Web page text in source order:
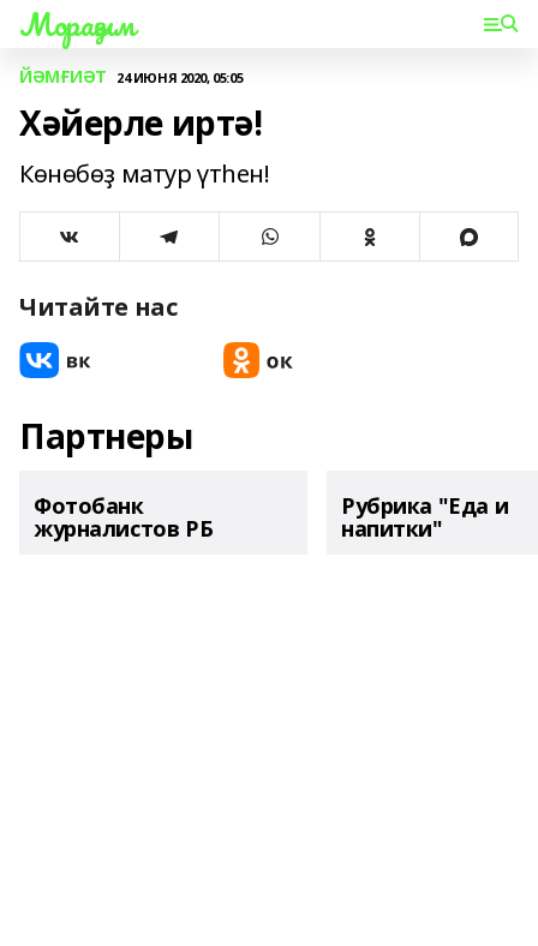
Мораҙым
ЙӘМҒИӘТ 24 ИЮНЯ 2020, 05:05
Хәйерле иртә!
Көнөбөҙ матур үтһен!
Читайте нас
Партнеры
Фотобанк
журналистов РБ
Рубрика "Еда и
напитки"